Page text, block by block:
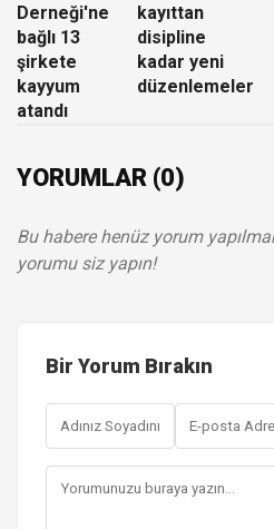
Derneği'ne
bağlı 13
şirkete
kayyum
atandı
kayıttan
disipline
kadar yeni
düzenlemeler
YORUMLAR (0)
Bu habere henüz yorum
yorumu siz yapın!
Bir Yorum Bırakın